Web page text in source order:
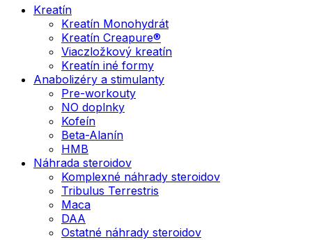
Kreatín
Kreatín Monohydrát
Kreatín Creapure®
Viaczložkový kreatín
Kreatín iné formy
Anabolizéry a stimulanty
Pre-workouty
NO doplnky
Kofeín
Beta-Alanín
HMB
Náhrada steroidov
Komplexné náhrady steroidov
Tribulus Terrestris
Maca
DAA
Ostatné náhrady steroidov